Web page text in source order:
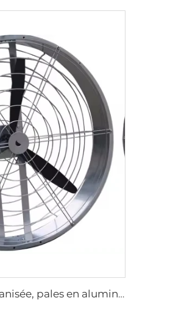
Cadre en tôle galvanisée, pales en aluminium, ventilateur d'aération pour étable circulaire de 950 mm, suspendu ou fixé au mur